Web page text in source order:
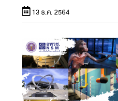
13 ธ.ค. 2564